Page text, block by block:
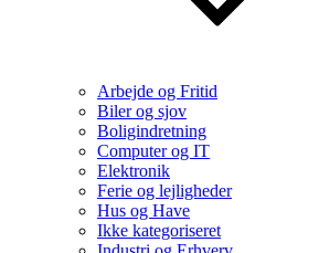
Arbejde og Fritid
Biler og sjov
Boligindretning
Computer og IT
Elektronik
Ferie og lejligheder
Hus og Have
Ikke kategoriseret